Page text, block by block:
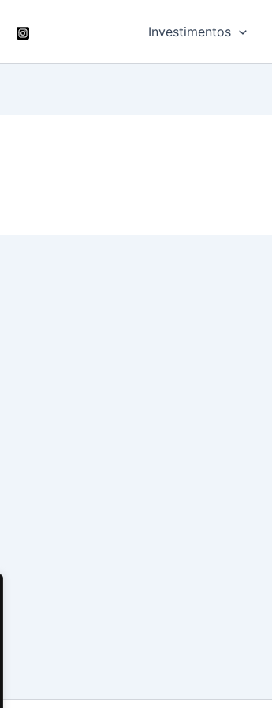
Investimentos